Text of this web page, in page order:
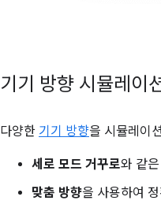
기기 방향 시뮬레이
다양한 기기 방향을 시뮬레이
세로 모드 거꾸로와 같
맞춤 방향을 사용하여